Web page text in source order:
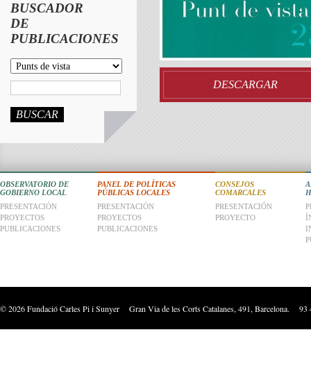
BUSCADOR
DE
PUBLICACIONES
BUSCAR
DESCARGAR
CONSEJOS
COMARCALES
PRESENTACIÓN
PROYECTO
PANEL DE POLÍTICAS
PÚBLICAS LOCALES
PRESENTACIÓN
PROYECTOS
PUBLICACIONES
OBSERVATORIO DE
GOBIERNO LOCAL
PRESENTACIÓN
PROYECTOS
PUBLICACIONES
©2026Fundació Carles Pi i Sunyer Gran Via de les Corts Catalanes, 491, Barcelona.